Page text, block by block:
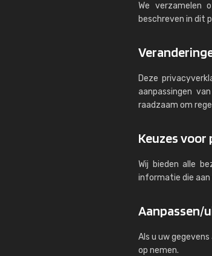
We verzamelen
beschreven in dit
Deze
aanpassingen
raadzaam om
Keuzes voor
Wij bieden alle
informatie die
Aanpassen/
Als u uw
op nemen.